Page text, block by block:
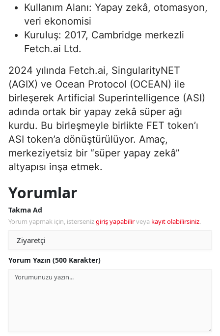
Kullanım Alanı: Yapay zekâ, otomasyon,
veri ekonomisi
Kuruluş: 2017, Cambridge merkezli
Fetch.ai Ltd.
2024 yılında Fetch.ai, SingularityNET
(AGIX) ve Ocean Protocol (OCEAN) ile
birleşerek Artificial Superintelligence (ASI)
adında ortak bir yapay zekâ süper ağı
kurdu. Bu birleşmeyle birlikte FET token’ı
ASI token’a dönüştürülüyor. Amaç,
merkeziyetsiz bir “süper yapay zekâ”
altyapısı inşa etmek.
Yorumlar
Takma Ad
Yorum yapmak için, istersenizgiriş yapabilirveya kayıt olabilirsiniz.
Yorum Yazın (500 Karakter)